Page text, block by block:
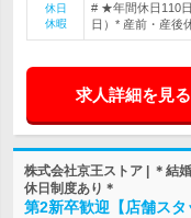
休日
休暇
# ★年間休日110
日）* 産前・産後
求人詳細を見る
株式会社京王ストア | ＊結
休日制度あり＊
第2新卒歓迎【店舗ス